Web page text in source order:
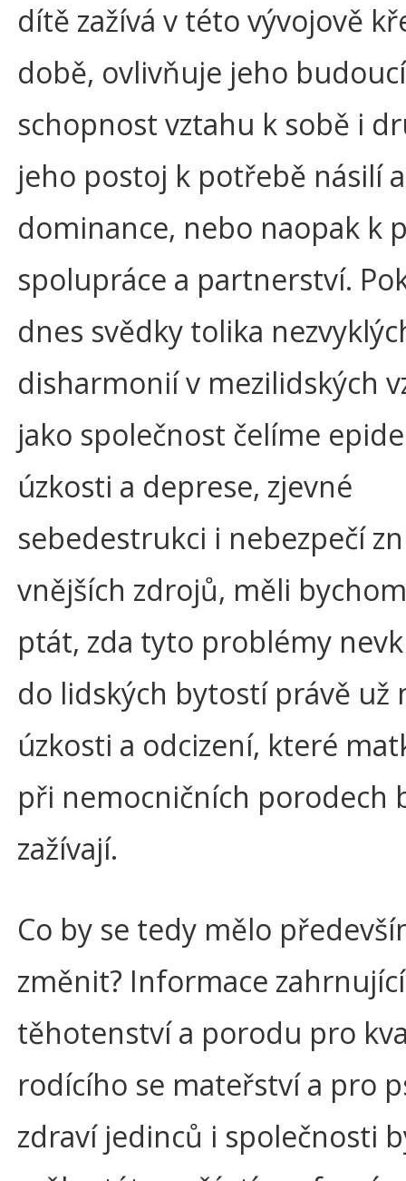
dítě zažívá v této vývojově
době, ovlivňuje jeho budoucí
schopnost vztahu k sobě i
jeho postoj k potřebě násilí a
dominance, nebo naopak k
spolupráce a partnerství.
dnes svědky tolika
disharmonií v mezilidských
jako společnost čelíme
úzkosti a deprese, zjevné
sebedestrukci i nebezpečí
vnějších zdrojů, měli
ptát, zda tyto problémy
do lidských bytostí právě už
úzkosti a odcizení, které
při nemocničních porodech
zažívají.
Co by se tedy mělo
změnit? Informace
těhotenství a porodu pro
rodícího se mateřství a pro
zdraví jedinců i společnosti